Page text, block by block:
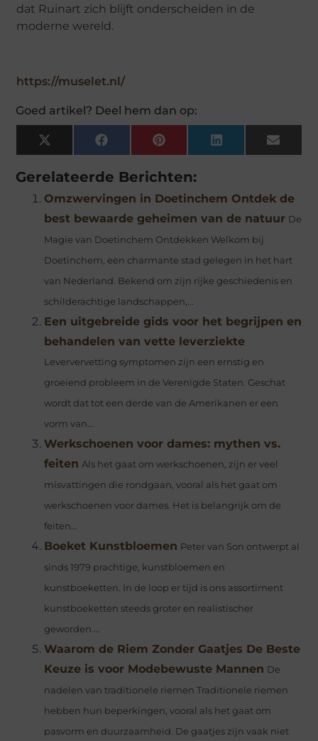
dat Ruinart zich blijft onderscheiden in de
moderne wereld.
https://muselet.nl/
Goed artikel? Deel hem dan op:
X
(Twitter)
FacebookPinterestLinkedIn Email
Gerelateerde Berichten:
Omzwervingen in Doetinchem Ontdek de
best bewaarde geheimen van de natuur De
Magie van Doetinchem Ontdekken Welkom bij
Doetinchem, een charmante stad gelegen in het hart
van Nederland. Bekend om zijn rijke geschiedenis en
schilderachtige landschappen,...
Een uitgebreide gids voor het begrijpen en
behandelen van vette leverziekte
Leververvetting symptomen zijn een ernstig en
groeiend probleem in de Verenigde Staten. Geschat
wordt dat tot een derde van de Amerikanen er een
vorm van...
Werkschoenen voor dames: mythen vs.
feiten Als het gaat om werkschoenen, zijn er veel
misvattingen die rondgaan, vooral als het gaat om
werkschoenen voor dames. Het is belangrijk om de
feiten...
Boeket Kunstbloemen Peter van Son ontwerpt al
sinds 1979 prachtige, kunstbloemen en
kunstboeketten. In de loop er tijd is ons assortiment
kunstboeketten steeds groter en realistischer
geworden....
Waarom de Riem Zonder Gaatjes De Beste
Keuze is voor Modebewuste Mannen De
nadelen van traditionele riemen Traditionele riemen
hebben hun beperkingen, vooral als het gaat om
pasvorm en duurzaamheid. De gaatjes zijn vaak niet